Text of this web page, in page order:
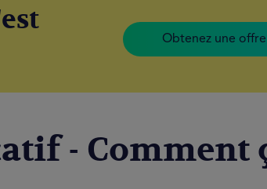
Obtenez une offre
- Comment